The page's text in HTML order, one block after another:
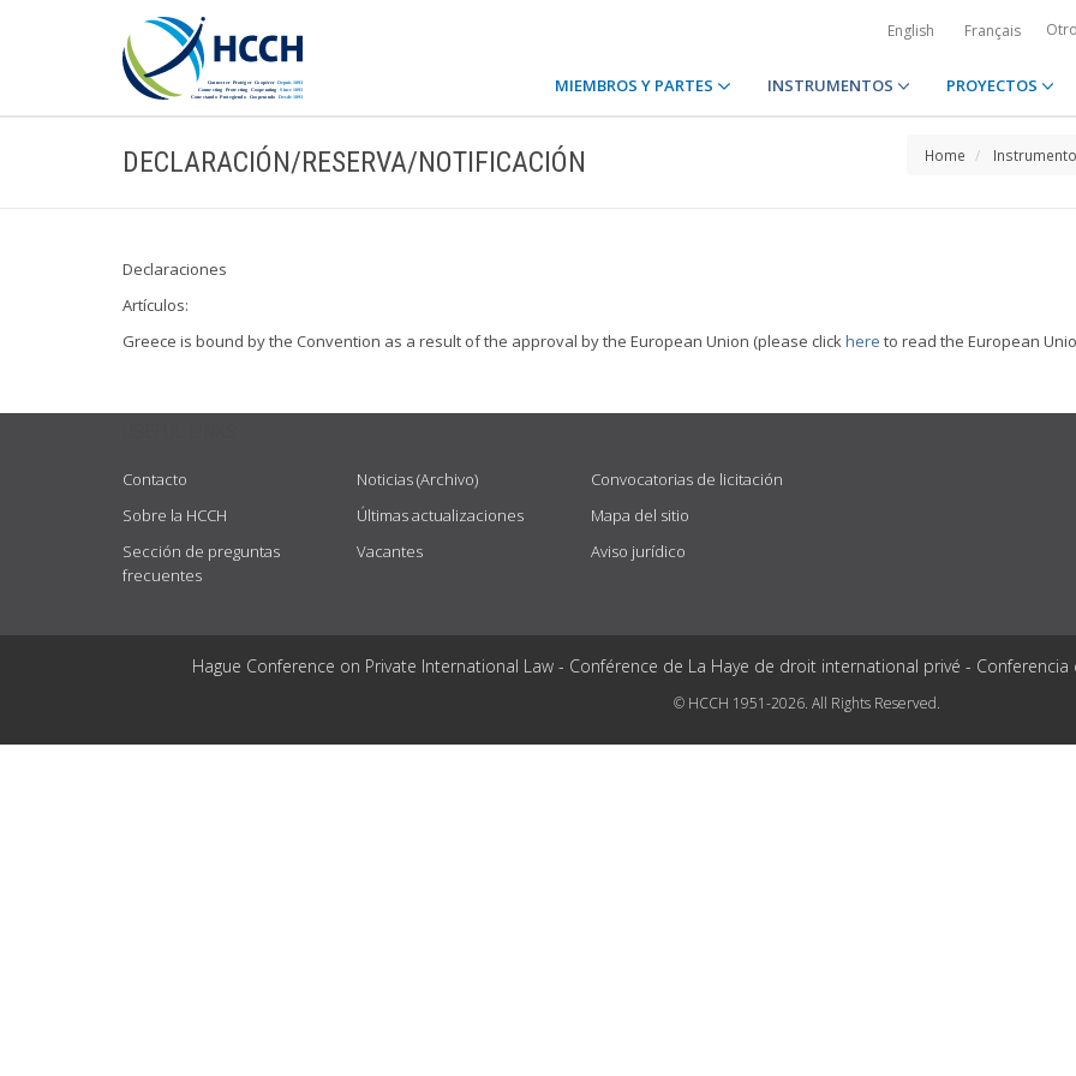
English Français
MIEMBROS Y PARTES INSTRUMENTOS PROYECTOS
DECLARACIÓN/RESERVA/NOTIFICACIÓN Home
Declaraciones
Artículos:
Greece is bound by the Convention as a result of the approval by the European Union (please clickhere to read the European
Contacto
Sobre la HCCH
Sección de preguntas
frecuentes
Noticias (Archivo)
Últimas actualizaciones
Vacantes
Convocatorias de licitación
Mapa del sitio
Aviso jurídico
Hague Conference on Private International Law - Conférence de La Haye de droit international privé -
© HCCH 1951-2026. All Rights Reserved.